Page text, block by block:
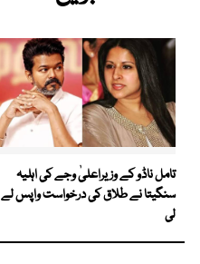
تامل ناڈو کے وزیراعلیٰ وجے کی اہلیہ
سنگیتا نے طلاق کی درخواست واپس لے
لی